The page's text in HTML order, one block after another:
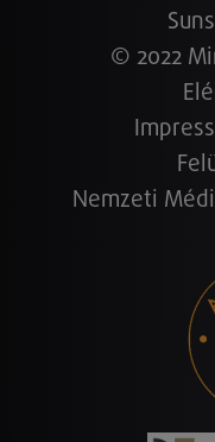
© 2022
Nemzeti